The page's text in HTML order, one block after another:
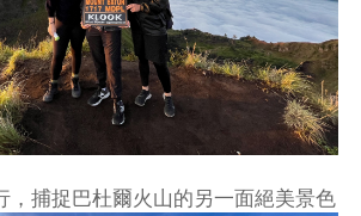
，捕捉巴杜爾火山的另一面絕美景色